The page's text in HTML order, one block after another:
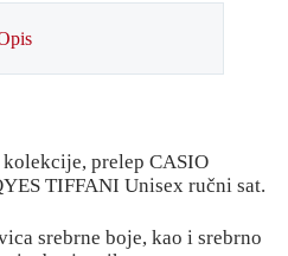
prelep CASIO
TIFFANI Unisex ručni sat.
srebrne boje, kao i srebrno